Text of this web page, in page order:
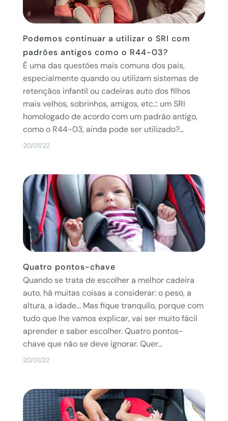
Podemos continuar a utilizar o SRI com
padrões antigos como o R44-03?
20/01/22
É uma das questões mais comuns dos pais,
especialmente quando ou utilizam sistemas de
retençãos infantil ou cadeiras auto dos filhos
mais velhos, sobrinhos, amigos, etc.:: um SRI
homologado de acordo com um padrão antigo,
como o R44-03, ainda pode ser utilizado?...
Quatro pontos-chave
20/01/22
Quando se trata de escolher a melhor cadeira
auto, há muitas coisas a considerar: o peso, a
altura, a idade… Mas fique tranquilo, porque com
tudo que lhe vamos explicar, vai ser muito fácil
aprender e saber escolher. Quatro pontos-
chave que não se deve ignorar. Quer...